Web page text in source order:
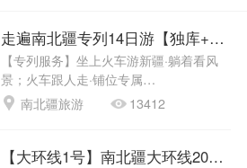
走遍南北疆专列14日游【独库+达瓦
【专列服务】坐上火车游新疆·躺着看风
景；火车跟人走·铺位专属…
南北疆旅游
13412
【大环线1号】南北疆大环线20天